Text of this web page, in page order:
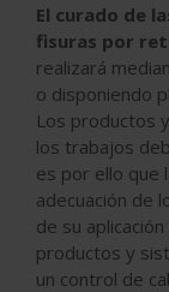
El curado de
fisuras por
realizará
o disponiendo
Los productos
los trabajos
es por ello que
adecuación de
de su
productos y
un control de